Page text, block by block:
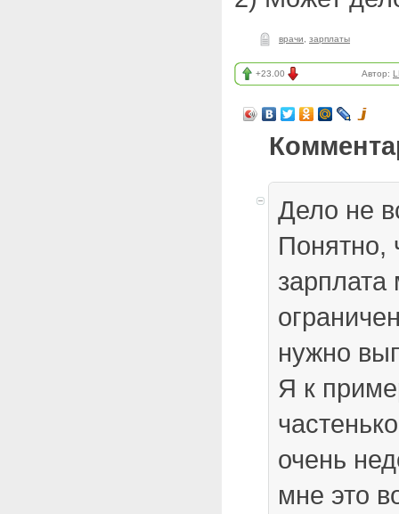
врачи зарплаты
+23.00 Автор:
Дело не
Понятно,
зарплата
нужно
Я к
очень
мне это